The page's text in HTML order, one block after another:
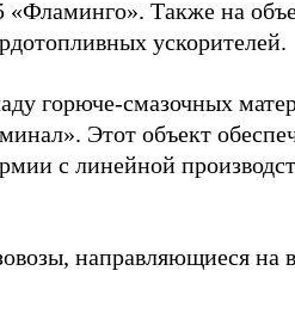
«Фламинго». Также на
ускорителей.
горюче-смазочных
Этот объект
с линейной
направляющиеся на